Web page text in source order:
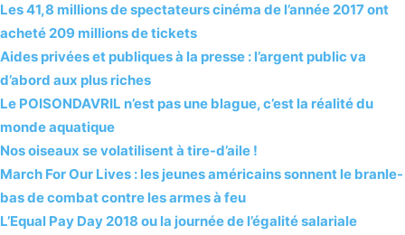
Les 41,8 millions de spectateurs cinéma de l’année 2017 ont
acheté 209 millions de tickets
Aides privées et publiques à la presse : l’argent public va
d’abord aux plus riches
Le POISONDAVRIL n’est pas une blague, c’est la réalité du
monde aquatique
Nos oiseaux se volatilisent à tire-d’aile !
March For Our Lives : les jeunes américains sonnent le branle-
bas de combat contre les armes à feu
L’Equal Pay Day 2018 ou la journée de l’égalité salariale